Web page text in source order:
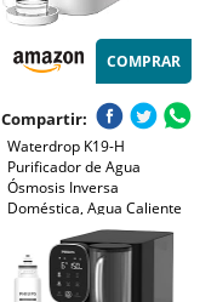
COMPRAR
Compartir:
Waterdrop K19-H
Purificador de Agua
Ósmosis Inversa
Doméstica, Agua Caliente
Dispensador, Agua a
Temperatura Ambiente y
Agua Caliente Entre 45°C y
95°C